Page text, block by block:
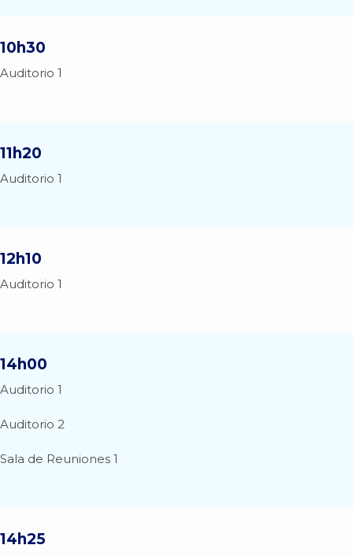
10h30
Auditorio 1
11h20
Auditorio 1
12h10
Auditorio 1
14h00
Auditorio 1
Auditorio 2
Sala de Reuniones 1
14h25